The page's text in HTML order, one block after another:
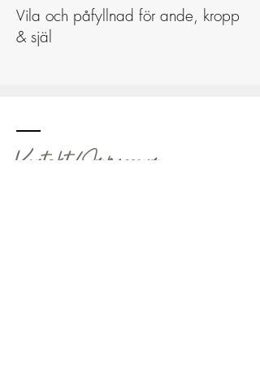
Vila och påfyllnad för ande, kropp
& själ
Kontakt/Impressum